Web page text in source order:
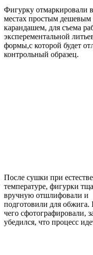
Фигурку отмаркировали
местах простым дешевым
карандашем, для съема
эксперементальной
формы,с которой будет
контрольный образец.
После сушки при
температуре, фигурки
вручную отшлифовали и
подготовили для обжига.
чего сфотографировали,
убедился, что процесс